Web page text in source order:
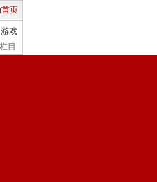
页
游戏
栏目